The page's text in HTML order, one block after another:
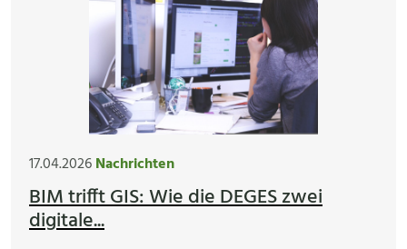
17.04.2026Nachrichten
BIM trifft GIS: Wie die DEGES zwei
digitale...